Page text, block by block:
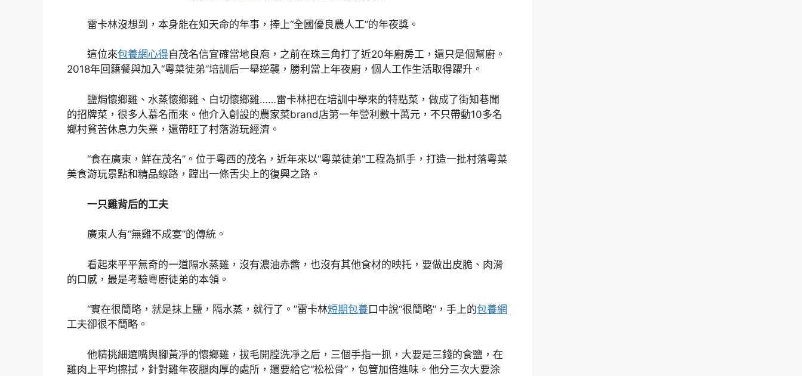
雷卡林沒想到，本身能在知天命的年事，捧上“全國優良農人工”的年夜獎。
這位來包養網心得自茂名信宜確當地良庖，之前在珠三角打了近20年廚房工，還只是個幫廚。
2018年回籍餐與加入“粵菜徒弟”培訓后一舉逆襲，勝利當上年夜廚，個人工作生活取得躍升。
鹽焗懷鄉雞、水蒸懷鄉雞、白切懷鄉雞……雷卡林把在培訓中學來的特點菜，做成了街知巷聞
的招牌菜，很多人慕名而來。他介入創設的農家菜brand店第一年營利數十萬元，不只帶動10多名
鄉村貧苦休息力失業，還帶旺了村落游玩經濟。
“食在廣東，鮮在茂名”。位于粵西的茂名，近年來以“粵菜徒弟”工程為抓手，打造一批村落粵菜
美食游玩景點和精品線路，蹚出一條舌尖上的復興之路。
一只雞背后的工夫
廣東人有“無雞不成宴”的傳統。
看起來平平無奇的一道隔水蒸雞，沒有濃油赤醬，也沒有其他食材的映托，要做出皮脆、肉滑
的口感，最是考驗粵廚徒弟的本領。
“實在很簡略，就是抹上鹽，隔水蒸，就行了。”雷卡林短期包養口中說“很簡略”，手上的包養網
工夫卻很不簡略。
他精挑細選嘴與腳黃凈的懷鄉雞，拔毛開膛洗凈之后，三個手指一抓，大要是三錢的食鹽，在
雞肉上平均擦拭，針對雞年夜腿肉厚的處所，還要給它“松松骨”，包管加倍進味。他分三次大要涂